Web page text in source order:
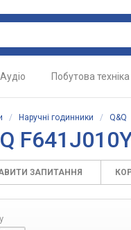
Аудіо Побутова техніка
/ Наручні годинники / Q&Q
ЗАПИТАННЯ